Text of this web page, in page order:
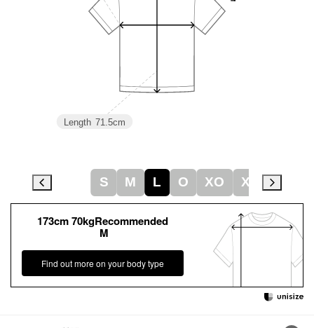
173cm 70kgRecommended
M
Find out more on your body type
Length 71.5cm
S M L O XO XA